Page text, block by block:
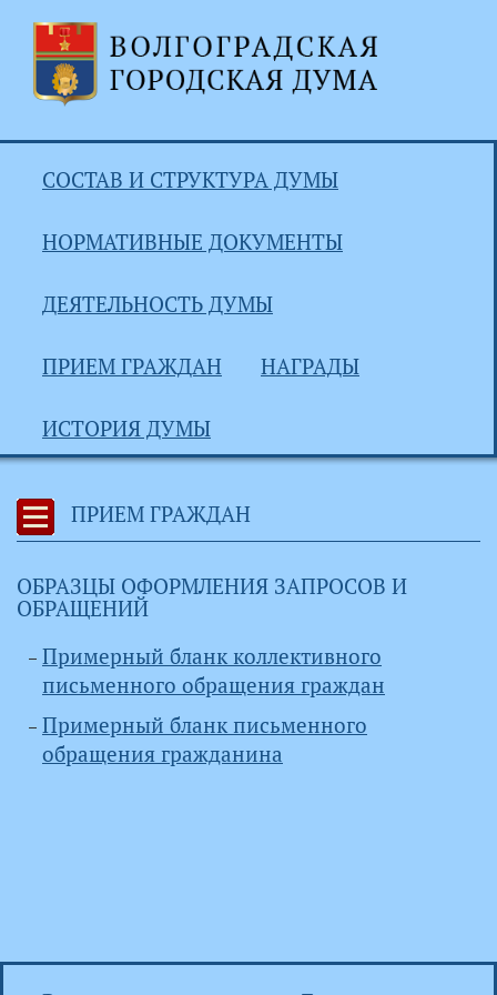
СОСТАВ И СТРУКТУРА ДУМЫ
НОРМАТИВНЫЕ ДОКУМЕНТЫ
ДЕЯТЕЛЬНОСТЬ ДУМЫ
ПРИЕМ ГРАЖДАН НАГРАДЫ
ИСТОРИЯ ДУМЫ
ПРИЕМ ГРАЖДАН
ОБРАЗЦЫ ОФОРМЛЕНИЯ ЗАПРОСОВ И
ОБРАЩЕНИЙ
Примерный бланк коллективного
письменного обращения граждан
Примерный бланк письменного
обращения гражданина